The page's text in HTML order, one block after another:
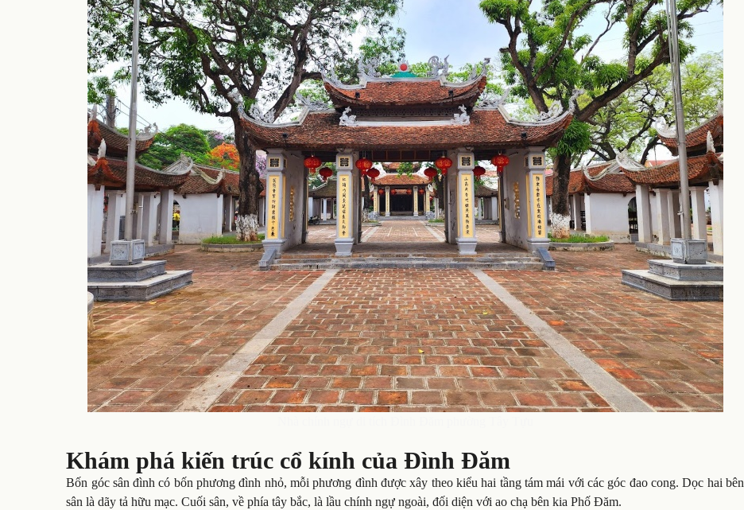
Khám phá kiến trúc cổ kính của Đình Đăm
Bốn góc sân đình có bốn phương đình nhỏ, mỗi phương đình được xây theo kiểu hai tầng tám mái với các góc đao cong. Dọc hai bên
sân là dãy tả hữu mạc. Cuối sân, về phía tây bắc, là lầu chính ngự ngoài, đối diện với ao chạ bên kia Phố Đăm.